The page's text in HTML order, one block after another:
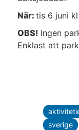
När: tis 6 juni kl
OBS!Ingen
Enklast att
sverige